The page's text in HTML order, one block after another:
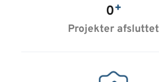
0+
Projekter afsluttet